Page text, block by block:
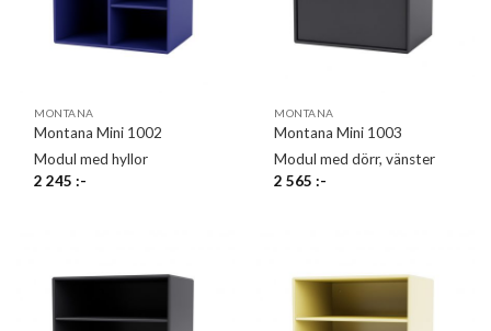
MONTANA
Montana Mini 1002
Modul med hyllor
2 245:-
MONTANA
Montana Mini 1003
Modul med dörr, vänster
2 565:-